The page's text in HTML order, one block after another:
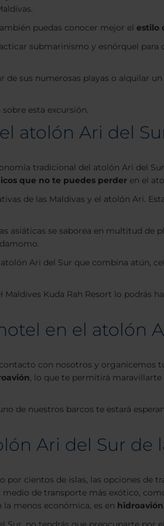
puedas conocer mejor el estilo
submarinismo y esnórquel
sus numerosas playas o alquilar
esta excursión.
atolón Ari del
tradicional del atolón Ari del
que no te puedes perder en el
de las Maldivas y el atolón Ari.
asiáticas se saborea en multitud
Ari del Sur que combina atún,
Kuda Rah Resort lo podrás
en el atolón
con nosotros y organicemos
, lo que te permitirá maravillarte
de nuestros barcos te estará
Ari del Sur de
por cientos de islas, las opciones
medio de transporte más exótico,
menos económica, es en hidroavión